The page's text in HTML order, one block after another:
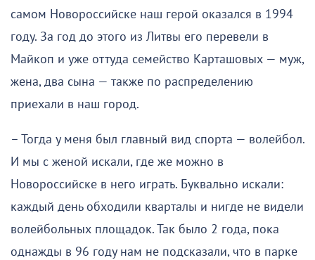
самом Новороссийске наш герой оказался в 1994
году. За год до этого из Литвы его перевели в
Майкоп и уже оттуда семейство Карташовых — муж,
жена, два сына — также по распределению
приехали в наш город.
– Тогда у меня был главный вид спорта — волейбол.
И мы с женой искали, где же можно в
Новороссийске в него играть. Буквально искали:
каждый день обходили кварталы и нигде не видели
волейбольных площадок. Так было 2 года, пока
однажды в 96 году нам не подсказали, что в парке